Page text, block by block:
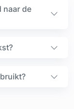
naar de